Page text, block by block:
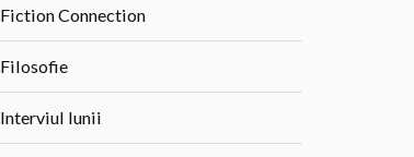
Fiction Connection
Filosofie
Interviul lunii